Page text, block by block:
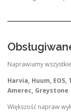
Naprawiamy
Harvia, Huum,
Amerec, Greystone
Większość napraw